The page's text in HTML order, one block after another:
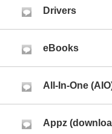
Drivers
eBooks
All-In-One
Appz